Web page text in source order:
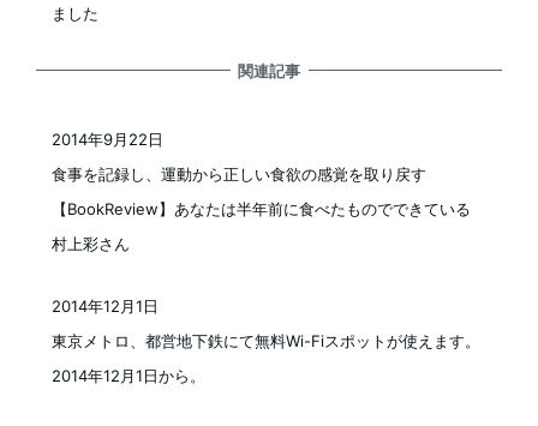
ました
関連記事
食事を記録し、運動から正しい食欲の感覚を取り戻す
【BookReview】あなたは半年前に食べたものでできている
村上彩さん
2014年9月22日
東京メトロ、都営地下鉄にて無料Wi-Fiスポットが使えます。
2014年12月1日から。
2014年12月1日